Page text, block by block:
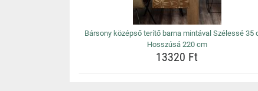
Bársony középső terítő barna mintával Szélessé 35
Hosszúsá 220 cm
13320 Ft